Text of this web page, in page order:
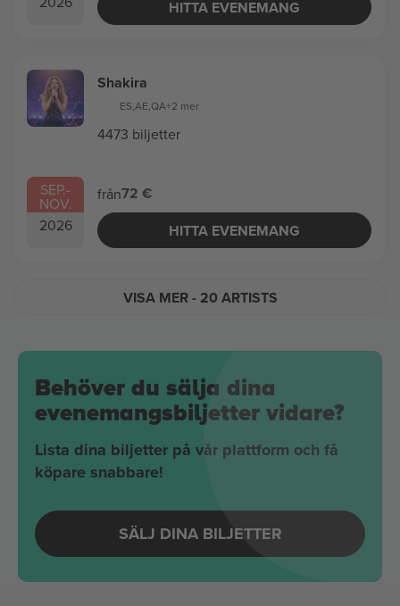
HITTA EVENEMANG
SEP.-
NOV.
2026
Shakira
ES,AE,QA+2 mer
4473 biljetter
från72 €
HITTA EVENEMANG
VISA MER- 20 ARTISTS
Behöver du sälja dina
evenemangsbiljetter vidare?
Lista dina biljetter på vår plattform och få
köpare snabbare!
SÄLJ DINA BILJETTER